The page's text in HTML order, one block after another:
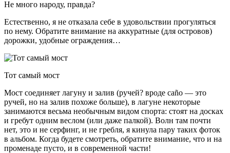
Не много народу, правда?
Естественно, я не отказала себе в удовольствии прогуляться
по нему. Обратите внимание на аккуратные (для островов)
дорожки, удобные ограждения…
Тот самый мост
Мост соединяет лагуну и залив (ручей? вроде caño — это
ручей, но на залив похоже больше), в лагуне некоторые
занимаются весьма необычным видом спорта: стоят на досках
и гребут одним веслом (или даже палкой). Волн там почти
нет, это и не серфинг, и не гребля, я кинула пару таких фоток
в альбом. Когда будете смотреть, обратите внимание, что и на
променаде пусто, и в современной части!